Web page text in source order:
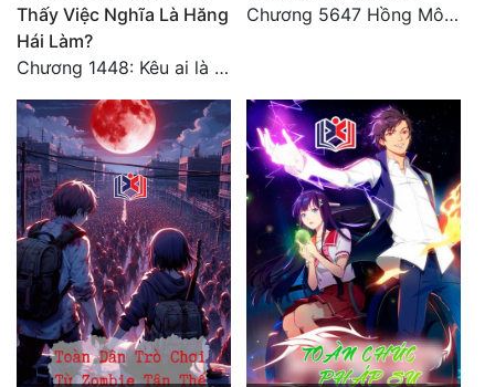
Thấy Việc Nghĩa Là Hăng
Hái Làm?
Chương 1448: Kêu ai là cha?
Chương 5647 Hồng Mông Thiên Đế (HẾT)